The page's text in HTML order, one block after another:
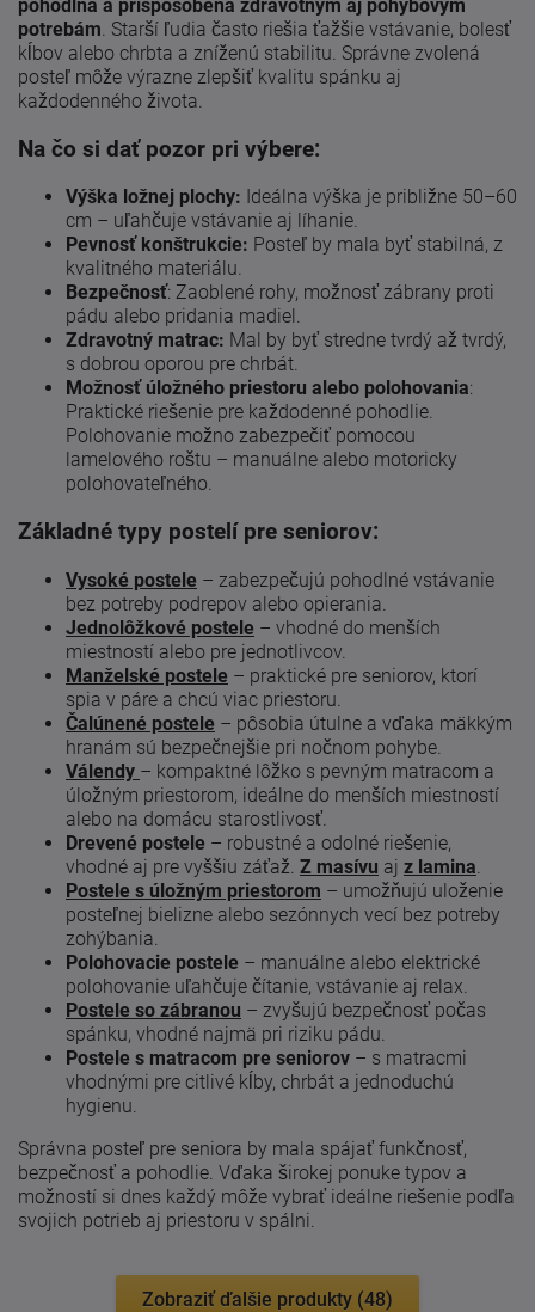
pohodlná a prispôsobená zdravotným aj pohybovým
potrebám. Starší ľudia často riešia ťažšie vstávanie, bolesť
kĺbov alebo chrbta a zníženú stabilitu. Správne zvolená
posteľ môže výrazne zlepšiť kvalitu spánku aj
každodenného života.
Na čo si dať pozor pri výbere:
Výška ložnej plochy: Ideálna výška je približne 50–60
cm – uľahčuje vstávanie aj líhanie.
Pevnosť konštrukcie: Posteľ by mala byť stabilná, z
kvalitného materiálu.
Bezpečnosť: Zaoblené rohy, možnosť zábrany proti
pádu alebo pridania madiel.
Zdravotný matrac: Mal by byť stredne tvrdý až tvrdý,
s dobrou oporou pre chrbát.
Možnosť úložného priestoru alebo polohovania:
Praktické riešenie pre každodenné pohodlie.
Polohovanie možno zabezpečiť pomocou
lamelového roštu – manuálne alebo motoricky
polohovateľného.
Základné typy postelí pre seniorov:
Vysoké postele – zabezpečujú pohodlné vstávanie
bez potreby podrepov alebo opierania.
Jednolôžkové postele – vhodné do menších
miestností alebo pre jednotlivcov.
Manželské postele – praktické pre seniorov, ktorí
spia v páre a chcú viac priestoru.
Čalúnené postele – pôsobia útulne a vďaka mäkkým
hranám sú bezpečnejšie pri nočnom pohybe.
Válendy – kompaktné lôžko s pevným matracom a
úložným priestorom, ideálne do menších miestností
alebo na domácu starostlivosť.
Drevené postele – robustné a odolné riešenie,
vhodné aj pre vyššiu záťaž. Z masívu aj z lamina
Postele s úložným priestorom – umožňujú uloženie
posteľnej bielizne alebo sezónnych vecí bez potreby
zohýbania.
Polohovacie postele – manuálne alebo elektrické
polohovanie uľahčuje čítanie, vstávanie aj relax.
Postele so zábranou – zvyšujú bezpečnosť počas
spánku, vhodné najmä pri riziku pádu.
Postele s matracom pre seniorov – s matracmi
vhodnými pre citlivé kĺby, chrbát a jednoduchú
hygienu.
Správna posteľ pre seniora by mala spájať funkčnosť,
bezpečnosť a pohodlie. Vďaka širokej ponuke typov a
možností si dnes každý môže vybrať ideálne riešenie podľa
svojich potrieb aj priestoru v spálni.
Zobraziť ďalšie produkty (48)